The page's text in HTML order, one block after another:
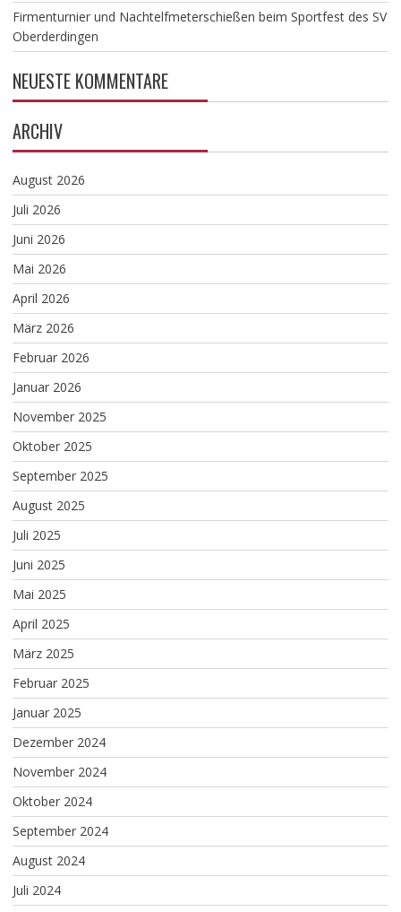
Firmenturnier und Nachtelfmeterschießen beim Sportfest des SV
Oberderdingen
NEUESTE KOMMENTARE
ARCHIV
August 2026
Juli 2026
Juni 2026
Mai 2026
April 2026
März 2026
Februar 2026
Januar 2026
November 2025
Oktober 2025
September 2025
August 2025
Juli 2025
Juni 2025
Mai 2025
April 2025
März 2025
Februar 2025
Januar 2025
Dezember 2024
November 2024
Oktober 2024
September 2024
August 2024
Juli 2024